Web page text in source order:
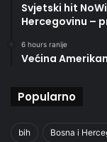
Svjetski hit
Hercegovinu –
6 hours ranije
Većina
Popularno
bih Bosna i